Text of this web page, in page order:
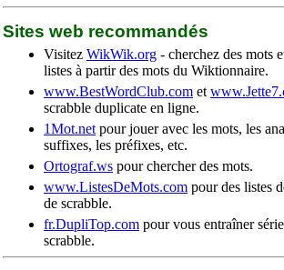
Sites web recommandés
Visitez WikWik.org - cherchez des mots
listes à partir des mots du Wiktionnaire.
www.BestWordClub.com et
scrabble duplicate en ligne.
1Mot.net pour jouer avec les mots, les
suffixes, les préfixes, etc.
Ortograf.ws pour chercher des mots.
www.ListesDeMots.com pour des listes
de scrabble.
fr.DupliTop.com pour vous entraîner
scrabble.